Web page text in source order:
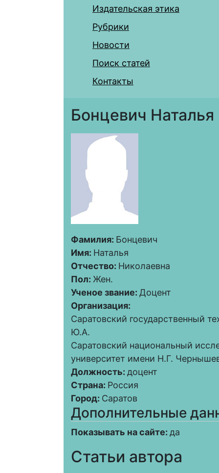
Издательская этика
Рубрики
Новости
Поиск статей
Контакты
Бонцевич
Фамилия: Бонцевич
Имя: Наталья
Отчество: Николаевна
Пол: Жен.
Ученое звание: Доцент
Организация:
Саратовский государственный
Ю.А.
Саратовский национальный
университет имени Н.Г.
Должность: доцент
Страна: Россия
Город: Саратов
Дополнительные
Показывать на сайте: да
Статьи автора